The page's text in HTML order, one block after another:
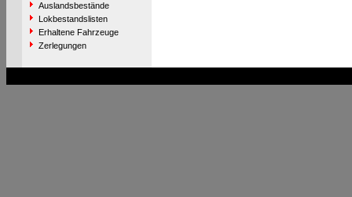
Auslandsbestände
Lokbestandslisten
Erhaltene Fahrzeuge
Zerlegungen